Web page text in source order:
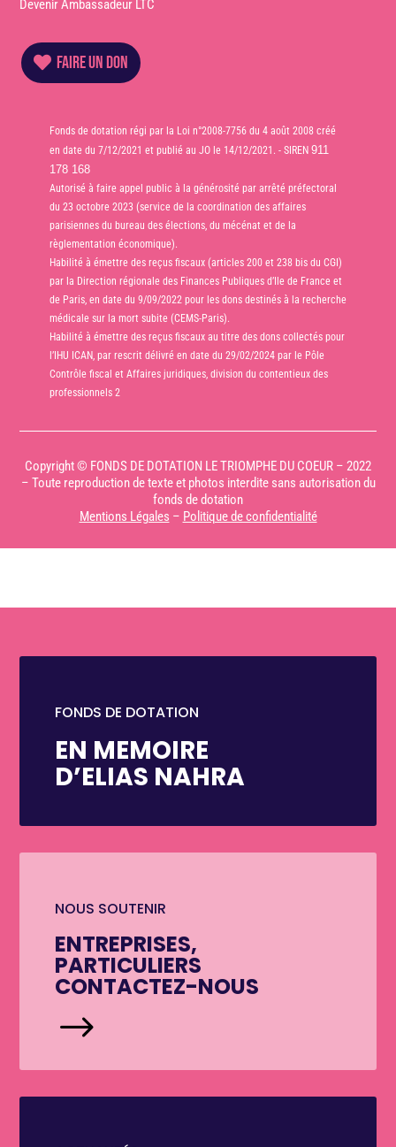
Devenir Ambassadeur LTC
FAIRE UN DON
Fonds de dotation régi par la Loi n°2008-7756 du 4 août 2008 créé
en date du 7/12/2021 et publié au JO le 14/12/2021. - SIREN 911
178 168
Autorisé à faire appel public à la générosité par arrêté préfectoral
du 23 octobre 2023 (service de la coordination des affaires
parisiennes du bureau des élections, du mécénat et de la
règlementation économique).
Habilité à émettre des reçus fiscaux (articles 200 et 238 bis du CGI)
par la Direction régionale des Finances Publiques d’Ile de France et
de Paris, en date du 9/09/2022 pour les dons destinés à la recherche
médicale sur la mort subite (CEMS-Paris).
Habilité à émettre des reçus fiscaux au titre des dons collectés pour
l’IHU ICAN, par rescrit délivré en date du 29/02/2024 par le Pôle
Contrôle fiscal et Affaires juridiques, division du contentieux des
professionnels 2
Copyright © FONDS DE DOTATION LE TRIOMPHE DU COEUR – 2022
– Toute reproduction de texte et photos interdite sans autorisation du
fonds de dotation
Mentions Légales – Politique de confidentialité
FONDS DE DOTATION
EN MEMOIRE
D’ELIAS NAHRA
NOUS SOUTENIR
ENTREPRISES,
PARTICULIERS
CONTACTEZ-NOUS
$